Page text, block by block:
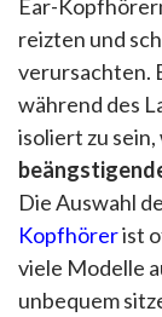
Ear-
reizten und
verursachten.
während des
isoliert zu sein,
Die Auswahl
Kopfhörerist
viele Modelle
unbequem